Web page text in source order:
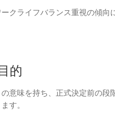
クライフバランス重視の傾
的
意味を持ち、正式決定前の
す。